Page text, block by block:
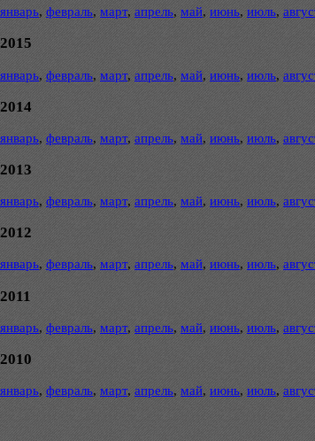
январь, февраль, март, апрель, май, июнь, июль,
2015
январь, февраль, март, апрель, май, июнь, июль,
2014
январь, февраль, март, апрель, май, июнь, июль,
2013
январь, февраль, март, апрель, май, июнь, июль,
2012
январь, февраль, март, апрель, май, июнь, июль,
2011
январь, февраль, март, апрель, май, июнь, июль,
2010
январь, февраль, март, апрель, май, июнь, июль,